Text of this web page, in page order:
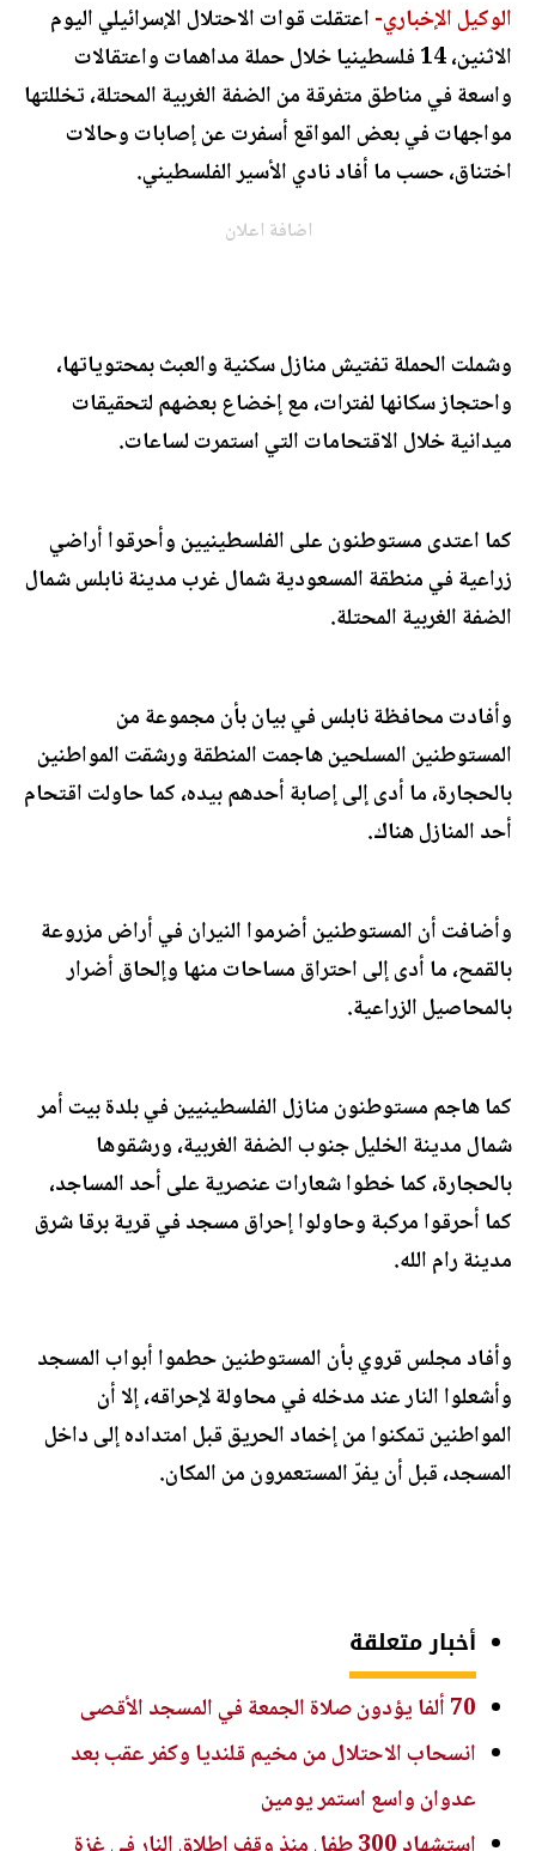
الوكيل الإخباري-اعتقلت قوات الاحتلال الإسرائيلي اليوم
الاثنين، 14 فلسطينيا خلال حملة مداهمات واعتقالات
واسعة في مناطق متفرقة من الضفة الغربية المحتلة، تخللتها
مواجهات في بعض المواقع أسفرت عن إصابات وحالات
اختناق، حسب ما أفاد نادي الأسير الفلسطيني.
اضافة اعلان
وشملت الحملة تفتيش منازل سكنية والعبث بمحتوياتها،
واحتجاز سكانها لفترات، مع إخضاع بعضهم لتحقيقات
ميدانية خلال الاقتحامات التي استمرت لساعات.
كما اعتدى مستوطنون على الفلسطينيين وأحرقوا أراضي
زراعية في منطقة المسعودية شمال غرب مدينة نابلس شمال
الضفة الغربية المحتلة.
وأفادت محافظة نابلس في بيان بأن مجموعة من
المستوطنين المسلحين هاجمت المنطقة ورشقت المواطنين
بالحجارة، ما أدى إلى إصابة أحدهم بيده، كما حاولت اقتحام
أحد المنازل هناك.
وأضافت أن المستوطنين أضرموا النيران في أراض مزروعة
بالقمح، ما أدى إلى احتراق مساحات منها وإلحاق أضرار
بالمحاصيل الزراعية.
كما هاجم مستوطنون منازل الفلسطينيين في بلدة بيت أمر
شمال مدينة الخليل جنوب الضفة الغربية، ورشقوها
بالحجارة، كما خطوا شعارات عنصرية على أحد المساجد،
كما أحرقوا مركبة وحاولوا إحراق مسجد في قرية برقا شرق
مدينة رام الله.
وأفاد مجلس قروي بأن المستوطنين حطموا أبواب المسجد
وأشعلوا النار عند مدخله في محاولة لإحراقه، إلا أن
المواطنين تمكنوا من إخماد الحريق قبل امتداده إلى داخل
المسجد، قبل أن يفرّ المستعمرون من المكان.
أخبار متعلقة
70 ألفا يؤدون صلاة الجمعة في المسجد الأقصى
انسحاب الاحتلال من مخيم قلنديا وكفر عقب بعد
عدوان واسع استمر يومين